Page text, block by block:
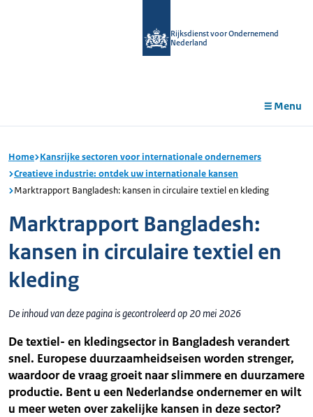
Rijksdienst voor Ondernemend
Nederland
Menu
Home Kansrijke sectoren voor internationale ondernemers
Creatieve industrie: ontdek uw internationale kansen
Marktrapport Bangladesh: kansen in circulaire textiel en kleding
Marktrapport Bangladesh:
kansen in circulaire textiel en
kleding
De inhoud van deze pagina is gecontroleerd op 20 mei 2026
De textiel- en kledingsector in Bangladesh verandert
snel. Europese duurzaamheidseisen worden strenger,
waardoor de vraag groeit naar slimmere en duurzamere
productie. Bent u een Nederlandse ondernemer en wilt
u meer weten over zakelijke kansen in deze sector?